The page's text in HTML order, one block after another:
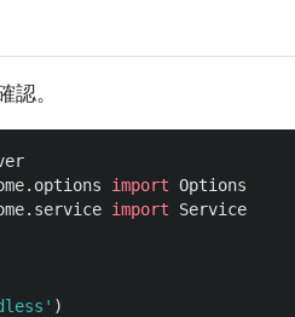
。
import Options
import Service
' )